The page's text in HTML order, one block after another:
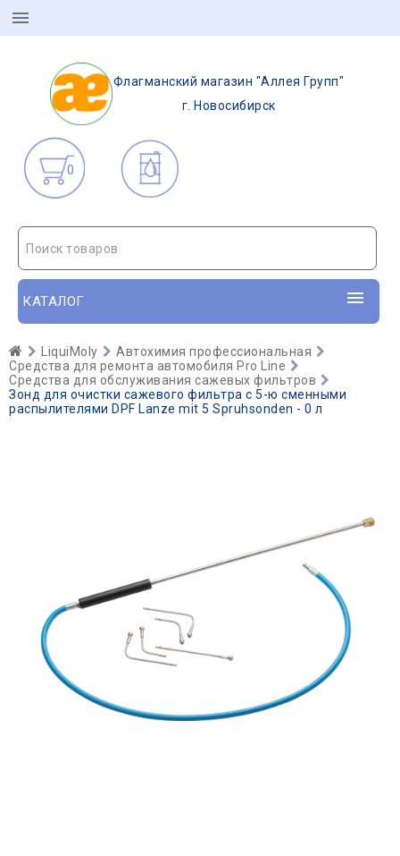
Флагманский магазин "Аллея Групп"
г. Новосибирск
0
Поиск товаров
КАТАЛОГ
LiquiMoly
Автохимия профессиональная
Средства для ремонта автомобиля Pro Line
Средства для обслуживания сажевых фильтров
Зонд для очистки сажевого фильтра с 5-ю сменными
распылителями DPF Lanze mit 5 Spruhsonden - 0 л